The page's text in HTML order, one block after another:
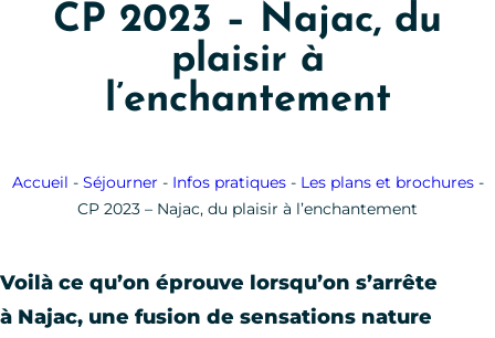
CP 2023 – Najac, du
plaisir à
l’enchantement
Accueil - Séjourner - Infos pratiques - Les plans et brochures -
CP 2023 – Najac, du plaisir à l’enchantement
Voilà ce qu’on éprouve lorsqu’on s’arrête
à Najac, une fusion de sensations nature